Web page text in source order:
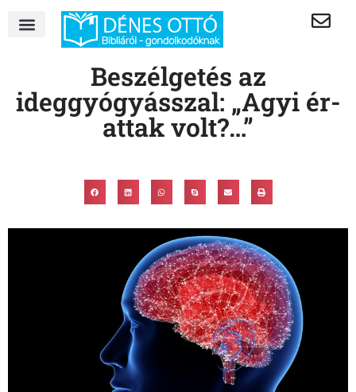
Beszélgetés az
ideggyógyásszal: „Agyi ér-
attak volt?…”